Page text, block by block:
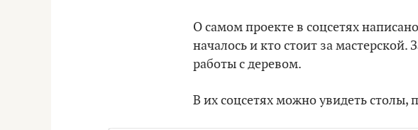
О самом проекте в соцсетях
началось и кто стоит за
работы с деревом.
В их соцсетях можно увидеть столы,